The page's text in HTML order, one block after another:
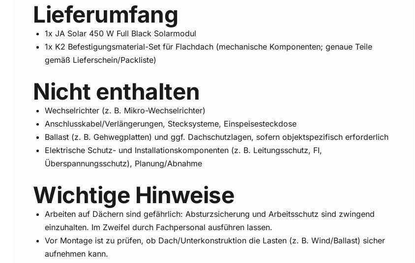
Lieferumfang
1x JA Solar 450 W Full Black Solarmodul
1x K2 Befestigungsmaterial-Set für Flachdach (mechanische Komponenten; genaue Teile
gemäß Lieferschein/Packliste)
Nicht enthalten
Wechselrichter (z. B. Mikro-Wechselrichter)
Anschlusskabel/Verlängerungen, Stecksysteme, Einspeisesteckdose
Ballast (z. B. Gehwegplatten) und ggf. Dachschutzlagen, sofern objektspezifisch erforderlich
Elektrische Schutz- und Installationskomponenten (z. B. Leitungsschutz, FI,
Überspannungsschutz), Planung/Abnahme
Wichtige Hinweise
Arbeiten auf Dächern sind gefährlich: Absturzsicherung und Arbeitsschutz sind zwingend
einzuhalten. Im Zweifel durch Fachpersonal ausführen lassen.
Vor Montage ist zu prüfen, ob Dach/Unterkonstruktion die Lasten (z. B. Wind/Ballast) sicher
aufnehmen kann.